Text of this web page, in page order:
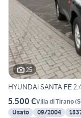
25
HYUNDAI SANTA FE
5.500 €Villa di Tirano(
Usato
09/2004